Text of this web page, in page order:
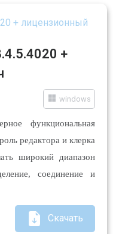
+
windows
функциональная
редактора и клерка
широкий диапазон
соединение и
Скачать